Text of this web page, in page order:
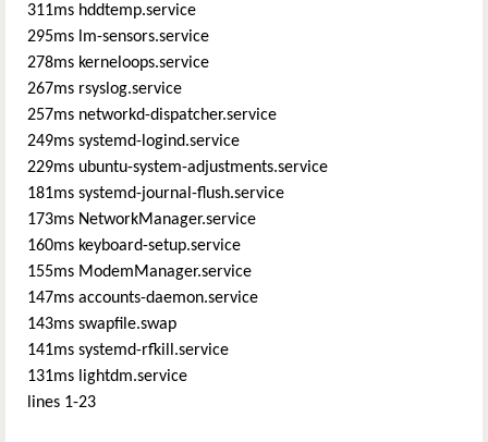
311ms hddtemp.service
295ms lm-sensors.service
278ms kerneloops.service
267ms rsyslog.service
257ms networkd-dispatcher.service
249ms systemd-logind.service
229ms ubuntu-system-adjustments.service
181ms systemd-journal-flush.service
173ms NetworkManager.service
160ms keyboard-setup.service
155ms ModemManager.service
147ms accounts-daemon.service
143ms swapfile.swap
141ms systemd-rfkill.service
131ms lightdm.service
lines 1-23